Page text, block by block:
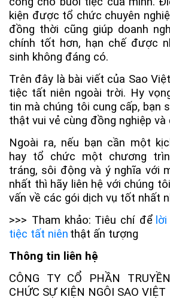
kiện được tổ chức chuyên
đồng thời cũng giúp doanh
chính tốt hơn, hạn chế được
sinh không đáng có.
Trên đây là bài viết của Sao
tiệc tất niên ngoài trời. Hy
tin mà chúng tôi cung cấp, bạn
thật vui vẻ cùng đồng nghiệp
Ngoài ra, nếu bạn cần một
hay tổ chức một chương
tráng, sôi động và ý nghĩa với
nhất thì hãy liên hệ với chúng
vấn về các gói dịch vụ tốt nhất
>>> Tham khảo: Tiêu chí để
tiệc tất niên thật ấn tượng
Thông tin liên hệ
CÔNG TY CỔ PHẦN
CHỨC SỰ KIỆN NGÔI SAO VIỆT